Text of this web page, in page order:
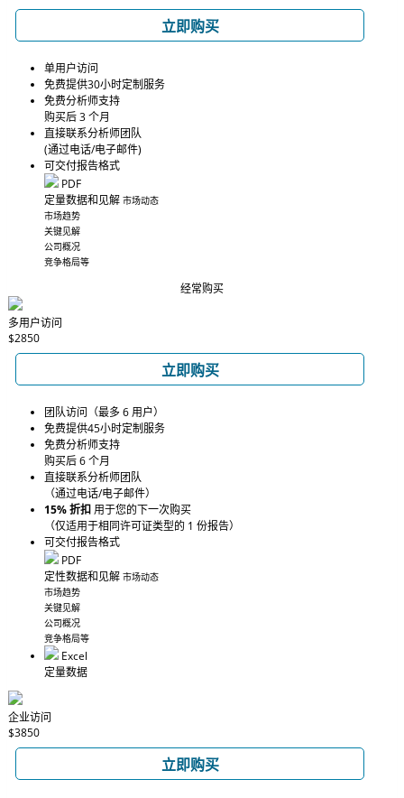
立即购买
单用户访问
免费提供30小时定制服务
免费分析师支持
购买后 3 个月
直接联系分析师团队
(通过电话/电子邮件)
可交付报告格式
PDF
定量数据和见解 市场动态
市场趋势
关键见解
公司概况
竞争格局等
经常购买
多用户访问
$2850
立即购买
团队访问（最多 6 用户）
免费提供45小时定制服务
免费分析师支持
购买后 6 个月
直接联系分析师团队
（通过电话/电子邮件）
15% 折扣用于您的下一次购买
（仅适用于相同许可证类型的 1 份报告）
可交付报告格式
PDF
定性数据和见解 市场动态
市场趋势
关键见解
公司概况
竞争格局等
Excel
定量数据
企业访问
$3850
立即购买